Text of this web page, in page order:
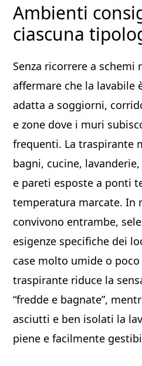
Ambienti
ciascuna
Senza ricorrere a schemi
affermare che la lavabile
adatta a soggiorni,
e zone dove i muri
frequenti. La traspirante
bagni, cucine,
e pareti esposte a ponti
temperatura marcate. In
convivono entrambe,
esigenze specifiche dei
case molto umide o
traspirante riduce la
“fredde e bagnate”,
asciutti e ben isolati la
piene e facilmente